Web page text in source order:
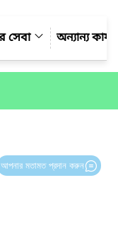
সেবা অন্যান্য
আপনার মতামত প্রদান করুন